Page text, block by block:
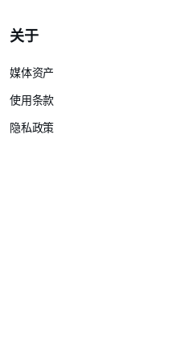
关于
媒体资产
使用条款
隐私政策